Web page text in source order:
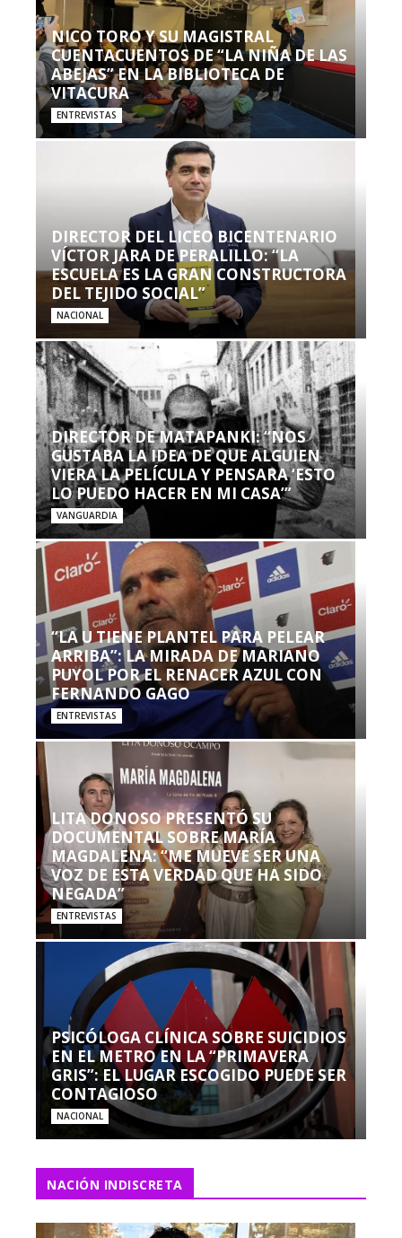
NICO TORO Y SU MAGISTRAL
CUENTACUENTOS DE “LA NIÑA DE LAS
ABEJAS” EN LA BIBLIOTECA DE
VITACURA
ENTREVISTAS
DIRECTOR DEL LICEO BICENTENARIO
VÍCTOR JARA DE PERALILLO: “LA
ESCUELA ES LA GRAN CONSTRUCTORA
DEL TEJIDO SOCIAL”
NACIONAL
DIRECTOR DE MATAPANKI: “NOS
GUSTABA LA IDEA DE QUE ALGUIEN
VIERA LA PELÍCULA Y PENSARA ‘ESTO
LO PUEDO HACER EN MI CASA’”
VANGUARDIA
“LA U TIENE PLANTEL PARA PELEAR
ARRIBA”: LA MIRADA DE MARIANO
PUYOL POR EL RENACER AZUL CON
FERNANDO GAGO
ENTREVISTAS
LITA DONOSO PRESENTÓ SU
DOCUMENTAL SOBRE MARÍA
MAGDALENA: “ME MUEVE SER UNA
VOZ DE ESTA VERDAD QUE HA SIDO
NEGADA”
ENTREVISTAS
PSICÓLOGA CLÍNICA SOBRE SUICIDIOS
EN EL METRO EN LA “PRIMAVERA
GRIS”: EL LUGAR ESCOGIDO PUEDE SER
CONTAGIOSO
NACIONAL
NACIÓN INDISCRETA